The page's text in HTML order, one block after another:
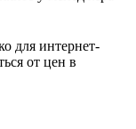
для интернет-
от цен в